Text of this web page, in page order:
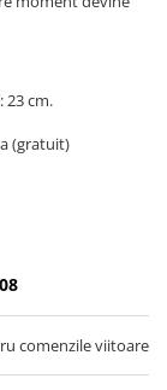
23 cm.
(gratuit)
comenzile viitoare